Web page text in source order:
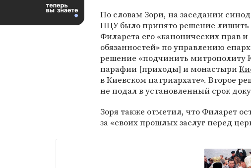
По словам Зори, на заседании
ПЦУ было принято решение лишить
Филарета его «канонических прав и
обязанностей» по управлению
решение «подчинить митрополиту
парафии [приходы] и монастыри
в Киевском патриархате». Второе
не подал в установленный срок
Зоря также отметил, что Филарет
за «своих прошлых заслуг перед